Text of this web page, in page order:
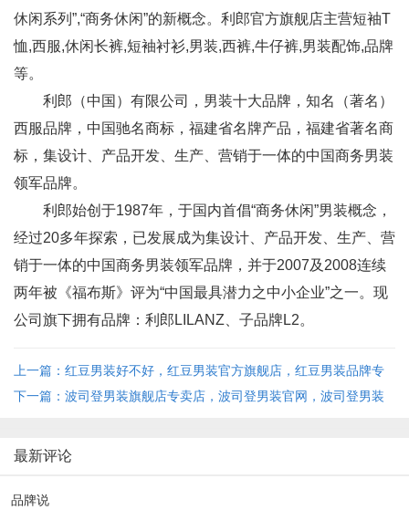
休闲系列”,“商务休闲”的新概念。利郎官方旗舰店主营短袖T
恤,西服,休闲长裤,短袖衬衫,男装,西裤,牛仔裤,男装配饰,品牌
等。
利郎（中国）有限公司，男装十大品牌，知名（著名）
西服品牌，中国驰名商标，福建省名牌产品，福建省著名商
标，集设计、产品开发、生产、营销于一体的中国商务男装
领军品牌。
利郎始创于1987年，于国内首倡“商务休闲”男装概念，
经过20多年探索，已发展成为集设计、产品开发、生产、营
销于一体的中国商务男装领军品牌，并于2007及2008连续
两年被《福布斯》评为“中国最具潜力之中小企业”之一。现
公司旗下拥有品牌：利郎LILANZ、子品牌L2。
上一篇：红豆男装好不好，红豆男装官方旗舰店，红豆男装品牌专
卖店
下一篇：波司登男装旗舰店专卖店，波司登男装官网，波司登男装
最新评论
品牌说